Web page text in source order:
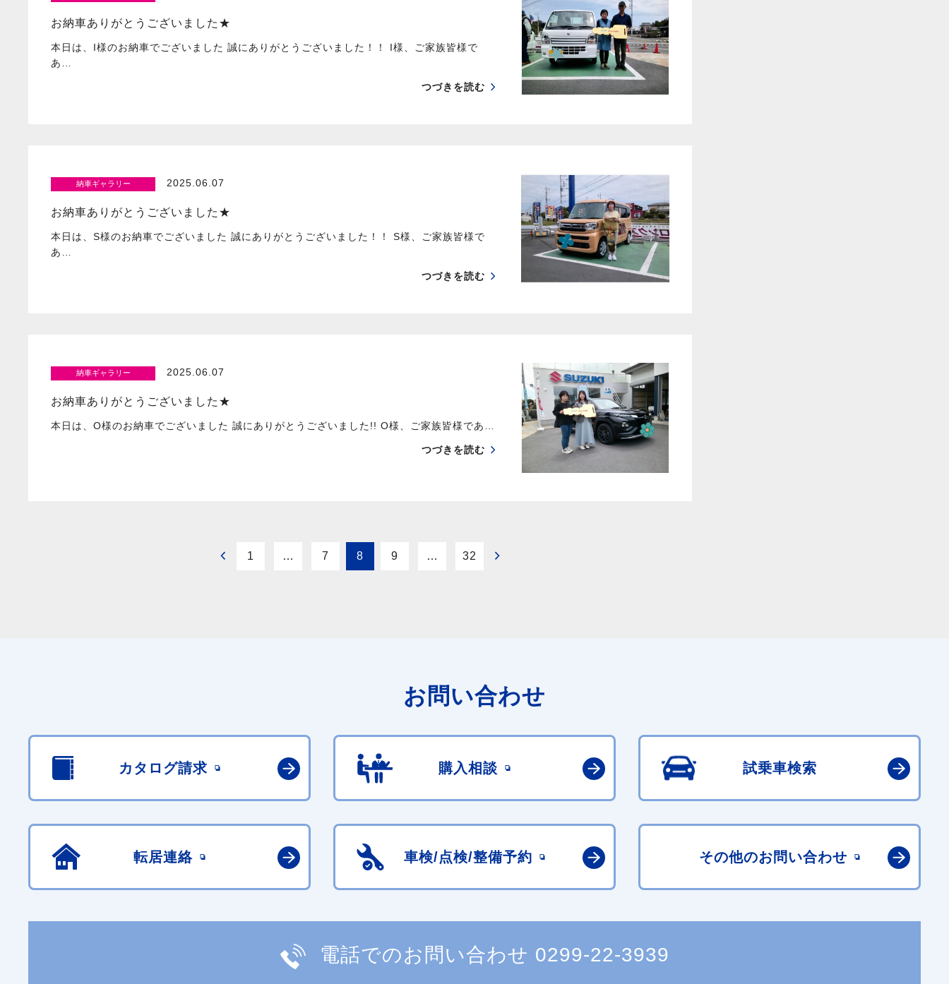
お納車ありがとうございました★
本日は、I様のお納車でございました 誠にありがとうございました！！ I様、ご家族皆様で
あ…
つづきを読む
納車ギャラリー 2025.06.07
お納車ありがとうございました★
本日は、S様のお納車でございました 誠にありがとうございました！！ S様、ご家族皆様で
あ…
つづきを読む
納車ギャラリー 2025.06.07
お納車ありがとうございました★
本日は、O様のお納車でございました 誠にありがとうございました!! O様、ご家族皆様であ…
つづきを読む
1 … 7 8 9 … 32
お問い合わせ
カタログ請求 購入相談 試乗車検索
転居連絡 車検/点検/整備予約 その他のお問い合わせ
電話でのお問い合わせ 0299-22-3939